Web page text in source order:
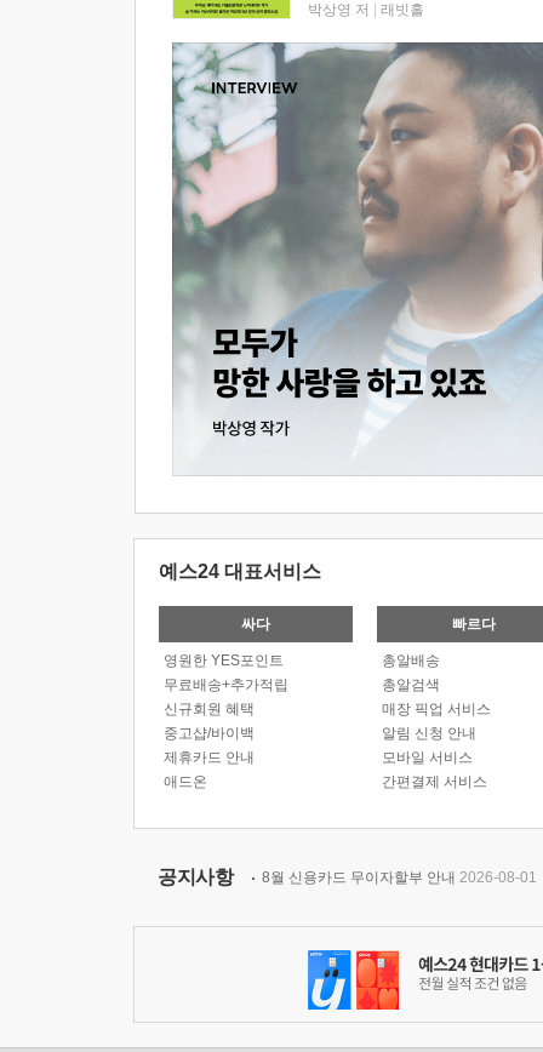
박상영 저 래빗홀
예스24 대표서비스
싸다
영원한 YES포인트
무료배송+추가적립
신규회원 혜택
중고샵/바이백
제휴카드 안내
애드온
빠르다
총알배송
총알검색
매장 픽업 서비스
알림 신청 안내
모바일 서비스
간편결제 서비스
공지사항 8월 신용카드 무이자할부 안내 2026-08-01